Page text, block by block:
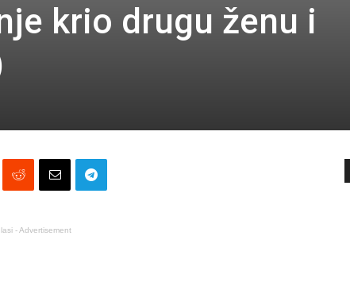
krio drugu ženu i
- Advertisement